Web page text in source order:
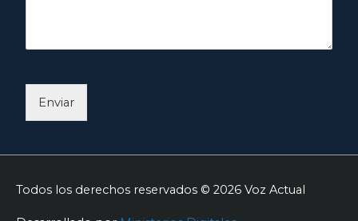
Enviar
Todos los derechos reservados © 2026 Voz Actual